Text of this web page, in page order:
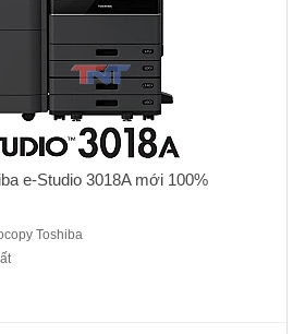
e-Studio 3018A mới 100%
Toshiba
e-Studio 3518A máy cũ nhập khẩu dòng
ít kẹt giấy, chạy bền bỉ, Chức năng chuẩn :
nối mạng.- Màn hình: LCD cảm ứng chuẩn